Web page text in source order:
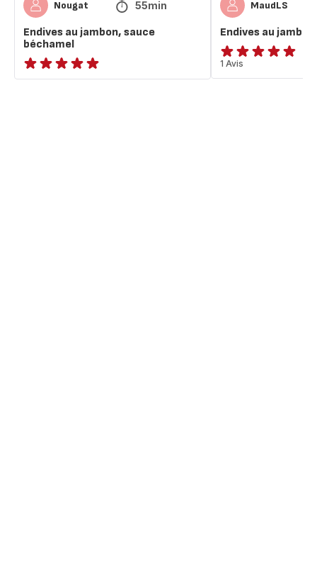
Nougat 55min
Endives au jambon, sauce
béchamel
ratings.NaN
MaudLS
Endives au jambon
Avis
5
1 Avis